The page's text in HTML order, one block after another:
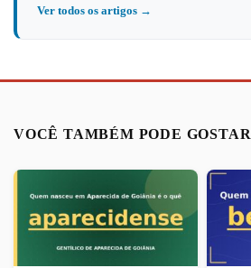
Ver todos os artigos →
VOCÊ TAMBÉM PODE GOSTAR